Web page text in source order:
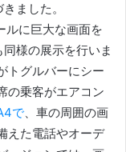
ました。
ルに巨大な画面を
様の展示を行いま
トグルバーにシー
の乗客がエアコン
で、車の周囲の画
えた電話やオーデ